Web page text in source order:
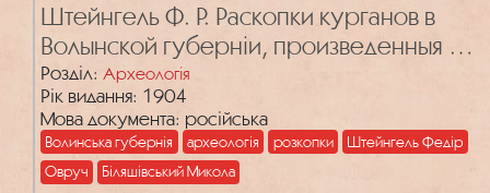
Штейнгель Ф. Р. Раскопки курганов в
Волынской губерніи, произведенныя в
1897—1900 гг.
Розділ: Археологія
Рік видання: 1904
Мова документа: російська
Волинська губернія археологія розкопки
Штейнгель Федір
Овруч
Біляшівський Микола